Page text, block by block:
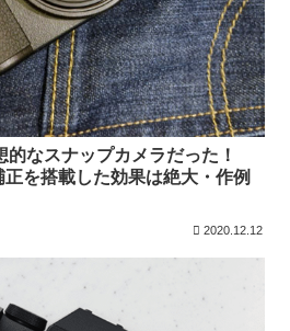
なスナップカメラだった！
を搭載した効果は絶大・作例
2020.12.12